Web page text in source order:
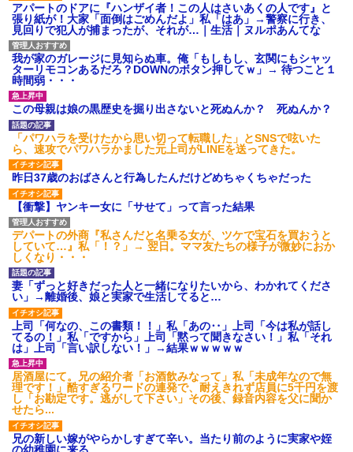
私「ちょっと、人の家の金庫
触らないでよ！」キチママ『そ
こに金庫があったから、開けて
みようとしただけ☆』義兄「泥
は出てけ！二度と来るな！」結
果・・・
私「初めて飲む味だけどなん
のお茶？」彼「ちっ！」私「」
【GIF】JSのカンチョーワロ
タ
後続車にクラクションを鳴ら
され彼氏が逆切れ。「何クラク
ション鳴らしてんだ！降りてこ
いよ！」と怒鳴りだし...
【衝撃】報酬100万円超の治験
募集がこちらｗｗｗｗｗ(※画像
あり)
【ネット騒然】惨殺されたタ
ワマン頂き女子のこの動画、す
げえええええｗｗｗｗｗｗｗｗ
ｗｗｗ
【愕然】白のクラウン俺氏、
高速道路左車線を制限速度で走
った結果wwwwwwwwwwww
百年の恋12-899 食べた量を
張り合ってくる
【悲報】佐藤輝明・・・２軍
でも盛大にやらかす←あまり悲
しませないでくれ
アパートのドアに『ハンザイ者！この人はさいあくの人です』と
張り紙が！大家「面倒はごめんだよ」私「はあ」→警察に行き、
見回りで犯人が捕まったが、それが…｜生活｜ヌルポあんてな
我が家のガレージに見知らぬ車。俺「もしもし、玄関にもシャッ
ターリモコンあるだろ？DOWNのボタン押してｗ」→ 待つこと１
時間弱・・・
この母親は娘の黒歴史を掘り出さないと死ぬんか？ 死ぬんか？
「パワハラを受けたから思い切って転職した」とSNSで呟いた
ら、速攻でパワハラかました元上司がLINEを送ってきた。
昨日37歳のおばさんと行為したんだけどめちゃくちゃだった
【衝撃】ヤンキー女に「サせて」って言った結果
デパートの外商『私さんだと名乗る女が、ツケで宝石を買おうと
していて…』私「！？」→ 翌日。ママ友たちの様子が微妙におか
しくなり・・・
妻「ずっと好きだった人と一緒になりたいから、わかれてくださ
い」→離婚後、娘と実家で生活してると…
上司「何なの、この書類！！」私「あの‥」上司「今は私が話し
てるの！」私「ですから」上司「黙って聞きなさい！」私「それ
は」上司「言い訳しない！」→結果ｗｗｗｗｗ
居酒屋にて。兄の紹介者「お酒飲みなって」私「未成年なので無
理です！」酷すぎるワードの連発で、耐えきれず店員に5千円を渡
し「お勘定です。逃がして下さい」その後、録音内容を父に聞か
せたら...
兄の新しい嫁がやらかしすぎて辛い。当たり前のように実家や姪
の幼稚園に来る